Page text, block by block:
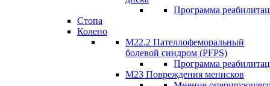
Программа
Стопа
Колено
М22.2 Пателлофеморальный
болевой синдром (PFPS)
Программа
М23 Повреждения менисков